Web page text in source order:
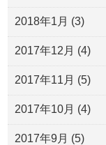
2018年1月 (3)
2017年12月 (4)
2017年11月 (5)
2017年10月 (4)
2017年9月 (5)